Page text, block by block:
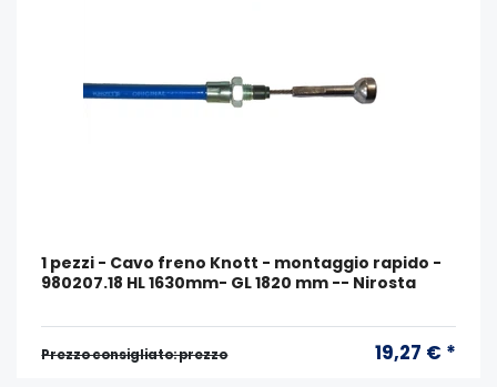
1 pezzi - Cavo freno Knott - montaggio rapido -
980207.18 HL 1630mm- GL 1820 mm -- Nirosta
Prezzo consigliato: prezzo 19,27 € *